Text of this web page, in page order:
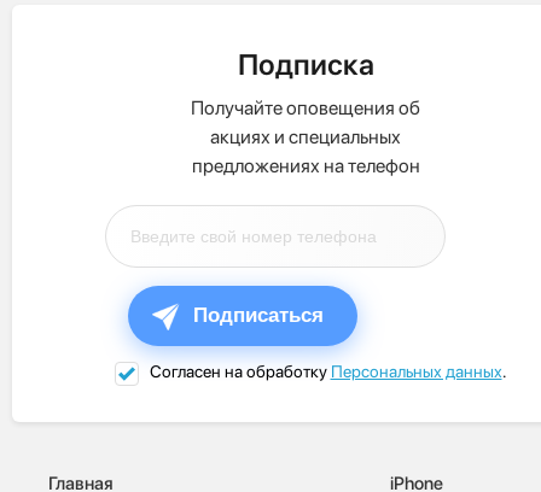
Подписка
Получайте оповещения об
акциях и специальных
предложениях на телефон
Подписаться
Согласен на обработку Персональных данных.
Главная iPhone